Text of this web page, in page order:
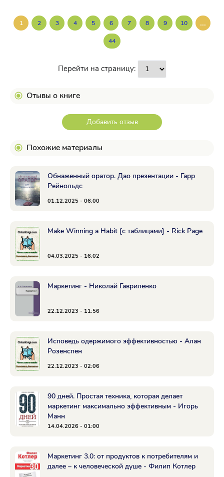
1 2 3 4 5 6 7 8 9 10 ...
44
Перейти на страницу:
Отывы о книге
Добавить отзыв
Похожие материалы
Обнаженный оратор. Дао презентации - Гарр
Рейнольдс
01.12.2025 - 06:00
Make Winning a Habit [с таблицами] - Rick Page
04.03.2025 - 16:02
Маркетинг - Николай Гавриленко
22.12.2023 - 11:56
Исповедь одержимого эффективностью - Алан
Розенспен
22.12.2023 - 02:06
90 дней. Простая техника, которая делает
маркетинг максимально эффективным - Игорь
Манн
14.04.2026 - 01:00
Маркетинг 3.0: от продуктов к потребителям и
далее – к человеческой душе - Филип Котлер